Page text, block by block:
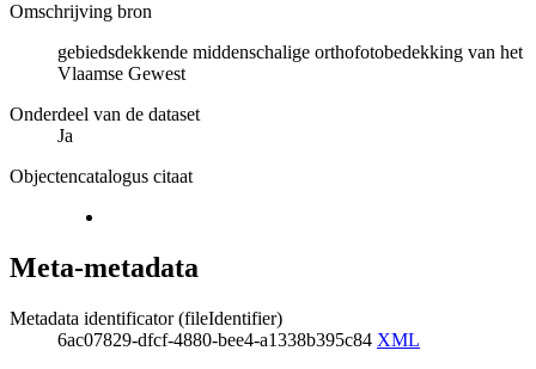
Omschrijving bron
gebiedsdekkende middenschalige orthofotobedekking van het
Vlaamse Gewest
Onderdeel van de dataset
Ja
Objectencatalogus citaat
Meta-metadata
Metadata identificator (fileIdentifier)
6ac07829-dfcf-4880-bee4-a1338b395c84 XML